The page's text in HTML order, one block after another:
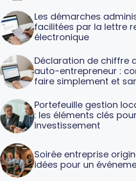
Les démarches
facilitées par la lettre
électronique
Déclaration de chiffre
auto-entrepreneur :
faire simplement et
Portefeuille gestion
: les éléments clés
investissement
Soirée entreprise
idées pour un